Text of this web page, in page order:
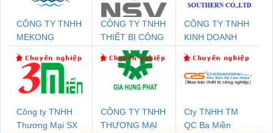
CÔNG TY TNHH
MEKONG
CÔNG TY TNHH
THIẾT BỊ CÔNG
NGHIỆP NIHON
SETSUBI VIỆT
CÔNG TY TNHH
KINH DOANH
PHƯƠNG NAM
Công ty TNHH
Thương Mại SX
CÔNG TY TNHH
THƯƠNG MẠI
Cty TNHH TM
QC Ba Miền